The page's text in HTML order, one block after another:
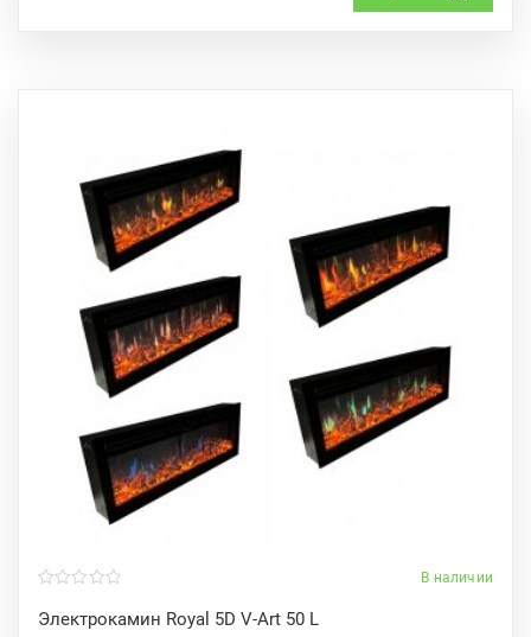
В наличии
Электрокамин Royal 5D V-Art 50 L
o
u